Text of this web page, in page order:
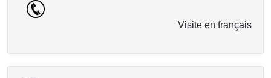
Visite en français